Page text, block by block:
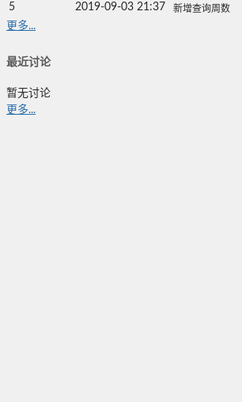
5 2019-09-03 21:37 新增查询周数
更多...
最近讨论
暂无讨论
更多...